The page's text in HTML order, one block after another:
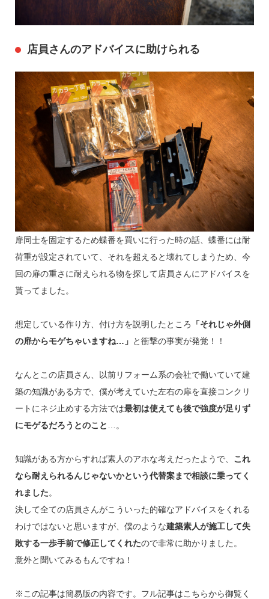
店員さんのアドバイスに助けられる
扉同士を固定するため蝶番を買いに行った時の話、蝶番には耐
荷重が設定されていて、それを超えると壊れてしまうため、今
回の扉の重さに耐えられる物を探して店員さんにアドバイスを
貰ってました。
想定している作り方、付け方を説明したところ
「それじゃ外側
の扉からモゲちゃいますね…」 と衝撃の事実が発覚！！
なんとこの店員さん、以前リフォーム系の会社で働いていて建
築の知識がある方で、僕が考えていた左右の扉を直接コンクリ
ートにネジ止めする方法では最初は使えても後で強度が足りず
にモゲるだろうとのこと
…。
知識がある方からすれば素人のアホな考えだったようで、 これ
なら耐えられるんじゃないかという代替案まで相談に乗ってく
れました。
決して全ての店員さんがこういった的確なアドバイスをくれる
わけではないと思いますが、僕のような建築素人が施工して失
敗する一歩手前で修正してくれたので非常に助かりました。
意外と聞いてみるもんですね！
※この記事は簡易版の内容です。フル記事はこちらから御覧く